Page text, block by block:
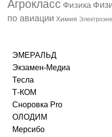
Агрокласс Физика
по авиации Химия
ЭМЕРАЛЬД
Экзамен-Медиа
Тесла
Т-КОМ
Сноровка Pro
ОЛОДИМ
Мерсибо